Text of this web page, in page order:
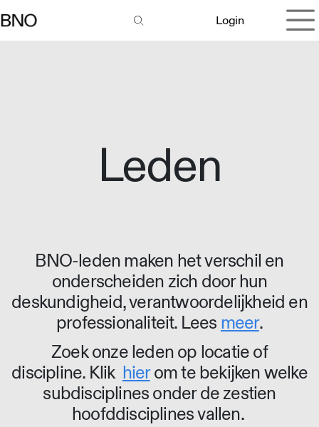
Login
Leden
BNO-leden maken het verschil en
onderscheiden zich door hun
deskundigheid, verantwoordelijkheid en
professionaliteit. Lees meer.
Zoek onze leden op locatie of
discipline. Klik hierom te bekijken welke
subdisciplines onder de zestien
hoofddisciplines vallen.